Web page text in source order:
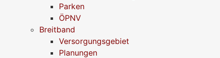
Parken
ÖPNV
Breitband
Versorgungsgebiet
Planungen